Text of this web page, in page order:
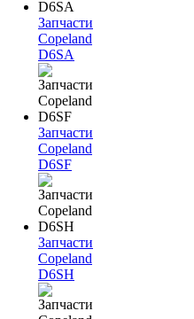
Запчасти
Copeland
D6SA
Запчасти
Copeland
D6SF
Запчасти
Copeland
D6SH